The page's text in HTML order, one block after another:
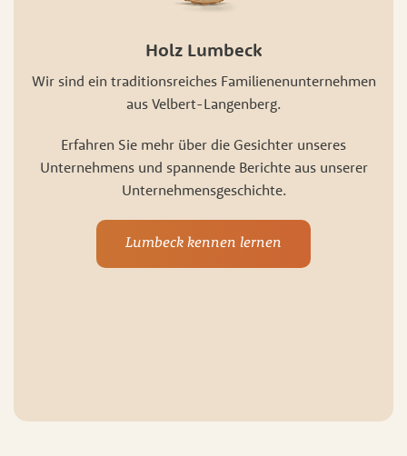
Holz Lumbeck
Wir sind ein traditionsreiches Familienenunternehmen
aus Velbert-Langenberg.
Erfahren Sie mehr über die Gesichter unseres
Unternehmens und spannende Berichte aus unserer
Unternehmensgeschichte.
Lumbeck kennen lernen